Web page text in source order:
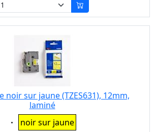
noir sur jaune (TZES631), 12mm,
laminé
Eigenschaft:
noir sur jaune